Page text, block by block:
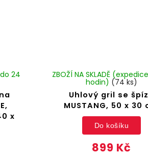
x
24
Uhlový gril se
MUSTANG, 50 x 30
ZBOŽÍ NA SKLADĚ
hodin) (74 ks)
899 Kč
Do košíku